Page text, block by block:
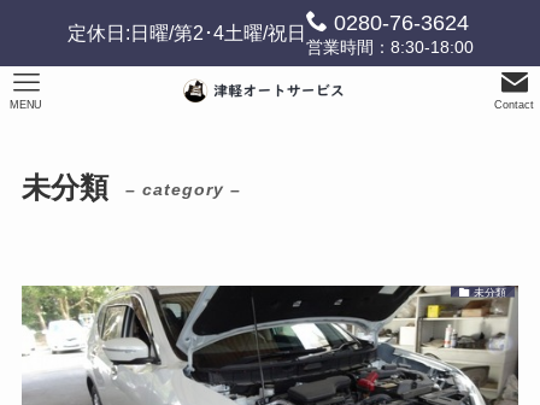
定休日:日曜/第2･4土曜/祝日 0280-76-3624
営業時間：8:30-18:00
Contact
MENU
未分類 – category –
未分類